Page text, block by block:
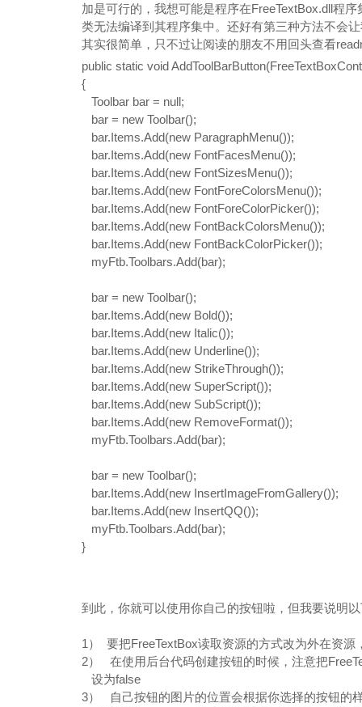
加是可行的，我想可能是程序在FreeTextBox.dll程
类无法编译到其程序集中。还好有第三种方法不会
其实很简单，只不过让阅读的朋友不用回头查看
public static void
{
Toolbar bar = null;
bar = new Toolbar();
bar.Items.Add(new ParagraphMenu());
bar.Items.Add(new FontFacesMenu());
bar.Items.Add(new FontSizesMenu());
bar.Items.Add(new FontForeColorsMenu());
bar.Items.Add(new FontForeColorPicker());
bar.Items.Add(new FontBackColorsMenu());
bar.Items.Add(new FontBackColorPicker());
myFtb.Toolbars.Add(bar);
bar = new Toolbar();
bar.Items.Add(new Bold());
bar.Items.Add(new Italic());
bar.Items.Add(new Underline());
bar.Items.Add(new StrikeThrough());
bar.Items.Add(new SuperScript());
bar.Items.Add(new SubScript());
bar.Items.Add(new RemoveFormat());
myFtb.Toolbars.Add(bar);
bar = new Toolbar();
bar.Items.Add(new InsertImageFromGallery());
bar.Items.Add(new InsertQQ());
myFtb.Toolbars.Add(bar);
}
到此，你就可以使用你自己的按钮啦，但我要说明
1） 要把FreeTextBox读取资源的方式改为外在资源
2） 在使用后台代码创建按钮的时候，注意把
设为false
3） 自己按钮的图片的位置会根据你选择的按钮的